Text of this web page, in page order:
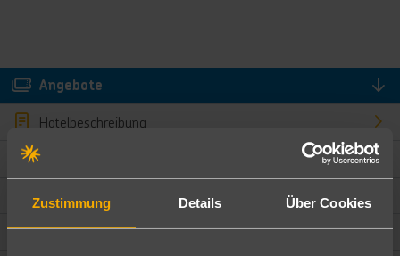
Zustimmung Details Über Cookies
Angebote
Hotelbeschreibung
Hotelmerkmale
Bewertungen
Lage und Umgebung